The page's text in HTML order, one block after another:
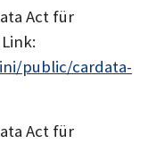
Act für
public/cardata-
Act für